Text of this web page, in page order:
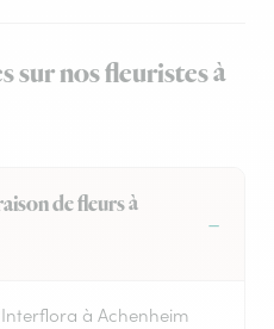
sur nos fleuristes à
de fleurs à
à Achenheim